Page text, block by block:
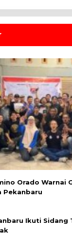
Orado Warnai
Pekanbaru
Ikuti Sidang